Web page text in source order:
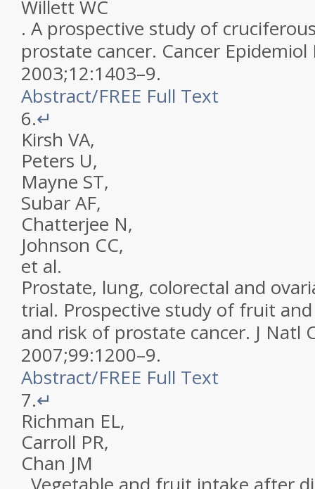
Willett WC
. A prospective study of
prostate cancer. Cancer
2003;12:1403–9.
Abstract/FREE Full Text
6.↵
Kirsh VA,
Peters U,
Mayne ST,
SubarAF,
Chatterjee N,
Johnson CC,
et al.
Prostate, lung, colorectal and
trial. Prospective study of fruit
and risk of prostate cancer. J Natl
2007;99:1200–9.
Abstract/FREE Full Text
7.↵
Richman EL,
Carroll PR,
Chan JM